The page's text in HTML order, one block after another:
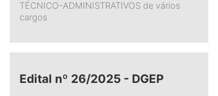
TÉCNICO-ADMINISTRATIVOS de vários
cargos
Edital nº 26/2025 - DGEP